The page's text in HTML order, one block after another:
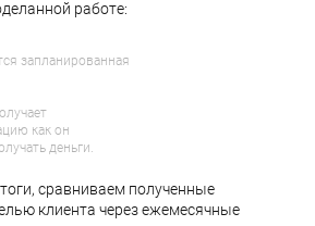
работе:
запланированная
как он
деньги.
сравниваем полученные
клиента через ежемесячные